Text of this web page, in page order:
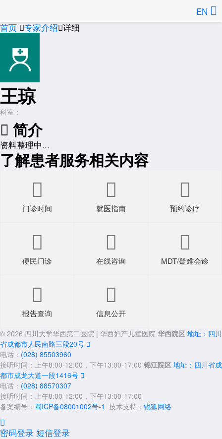
EN
首页 专家介绍详细
王琼
科室：
 简介
资料整理中...
了解患者服务相关内容

门诊时间

就医指南

预约诊疗

便民门诊

在线咨询

MDT/疑难会诊

报告查询

信息公开
© 2026 四川大学华西第二医院 | 华西妇产儿童医院 华西院区 地址：四川
省成都市人民南路三段20号 
电话： (028) 85503960
接听时间：上午8:00-12:00，下午13:00-17:00 锦江院区 地址：四川省成
都市成龙大道一段1416号 
电话： (028) 88570307
接听时间：上午8:00-12:00，下午13:00-17:00
备案编号： 蜀ICP备08001002号-1 技术支持： 锐狐网络

密码登录 短信登录